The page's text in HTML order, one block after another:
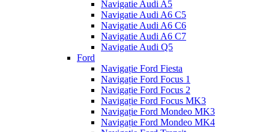
Navigatie Audi A5
Navigatie Audi A6 C5
Navigatie Audi A6 C6
Navigatie Audi A6 C7
Navigatie Audi Q5
Ford
Navigație Ford Fiesta
Navigație Ford Focus 1
Navigație Ford Focus 2
Navigație Ford Focus MK3
Navigație Ford Mondeo MK3
Navigație Ford Mondeo MK4